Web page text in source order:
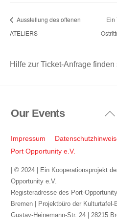
Ausstellung des offenen
ATELIERS
Ein
Hilfe zur Ticket-Anfrage finden
Our Events
Impressum
Port Opportunity e.V.
| © 2024 | Ein Kooperationsprojekt
Opportunity e.V.
Registeradresse des Port-
Bremen | Projektbüro der Kulturtafel-
Gustav-Heinemann-Str. 24 | 28215